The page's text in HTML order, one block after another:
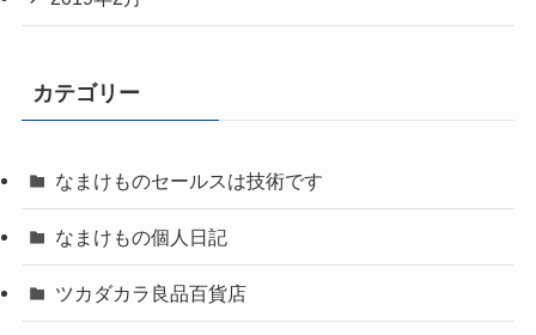
カテゴリー
なまけものセールスは技術です
なまけもの個人日記
ツカダカラ良品百貨店